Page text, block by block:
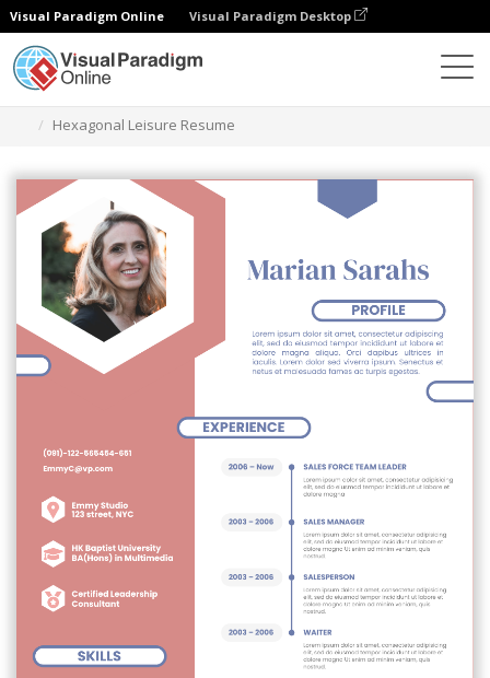
Visual Paradigm Online Visual Paradigm Desktop
Hexagonal Leisure Resume